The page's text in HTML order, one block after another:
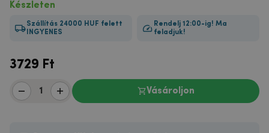
Készleten
Szállítás 24000 HUF felett
INGYENES
Rendelj 12:00-ig! Ma
feladjuk!
3729 Ft
Vásároljon